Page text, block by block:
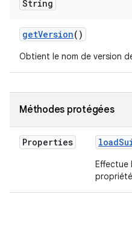
String
getVersion()
Obtient le nom de version
Méthodes protégées
Properties load
Effectue